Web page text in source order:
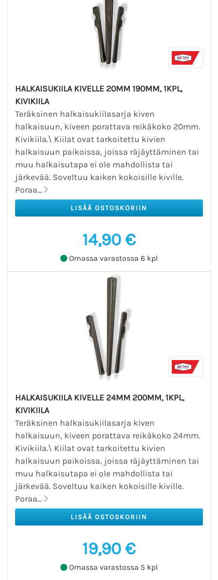
HALKAISUKIILA KIVELLE 20MM 190MM, 1KPL,
KIVIKIILA
Teräksinen halkaisukiilasarja kiven
halkaisuun, kiveen porattava reikäkoko 20mm.
Kivikiila.\ Kiilat ovat tarkoitettu kivien
halkaisuun paikoissa, joissa räjäyttäminen tai
muu halkaisutapa ei ole mahdollista tai
järkevää. Soveltuu kaiken kokoisille kiville.
Poraa...
14,90 €
Omassa varastossa 6 kpl
HALKAISUKIILA KIVELLE 24MM 200MM, 1KPL,
KIVIKIILA
Teräksinen halkaisukiilasarja kiven
halkaisuun, kiveen porattava reikäkoko 24mm.
Kivikiila.\ Kiilat ovat tarkoitettu kivien
halkaisuun paikoissa, joissa räjäyttäminen tai
muu halkaisutapa ei ole mahdollista tai
järkevää. Soveltuu kaiken kokoisille kiville.
Poraa...
19,90 €
Omassa varastossa 5 kpl